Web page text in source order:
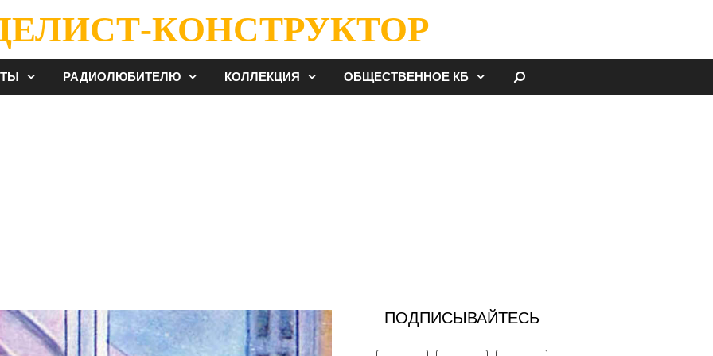
КОНСТРУКТОР
РАДИОЛЮБИТЕЛЮ КОЛЛЕКЦИЯ ОБЩЕСТВЕННОЕ КБ
ПОДПИСЫВАЙТЕСЬ